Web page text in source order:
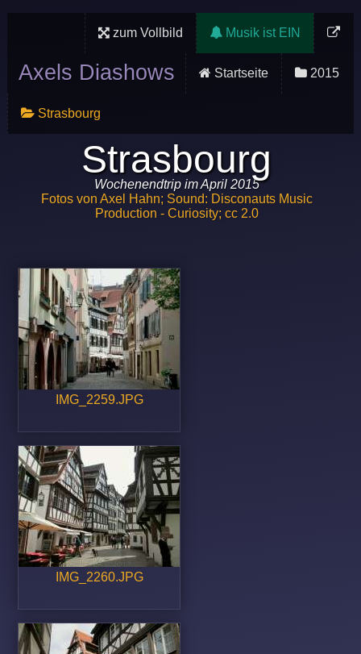
zum Vollbild Musik ist EIN
Axels Diashows Startseite 2015
Strasbourg
Strasbourg
Wochenendtrip im April 2015
Fotos von Axel Hahn; Sound: Disconauts Music
Production - Curiosity; cc 2.0
IMG_2259.JPG
IMG_2260.JPG